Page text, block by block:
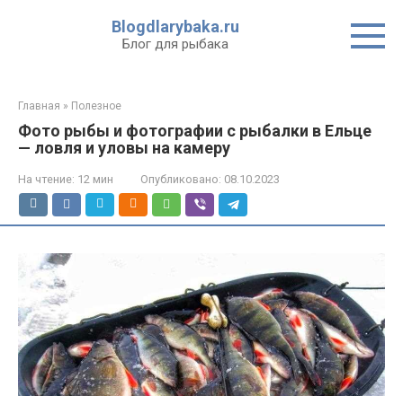
Blogdlarybaka.ru
Блог для рыбака
Главная » Полезное
Фото рыбы и фотографии с рыбалки в Ельце
— ловля и уловы на камеру
На чтение: 12 мин Опубликовано: 08.10.2023